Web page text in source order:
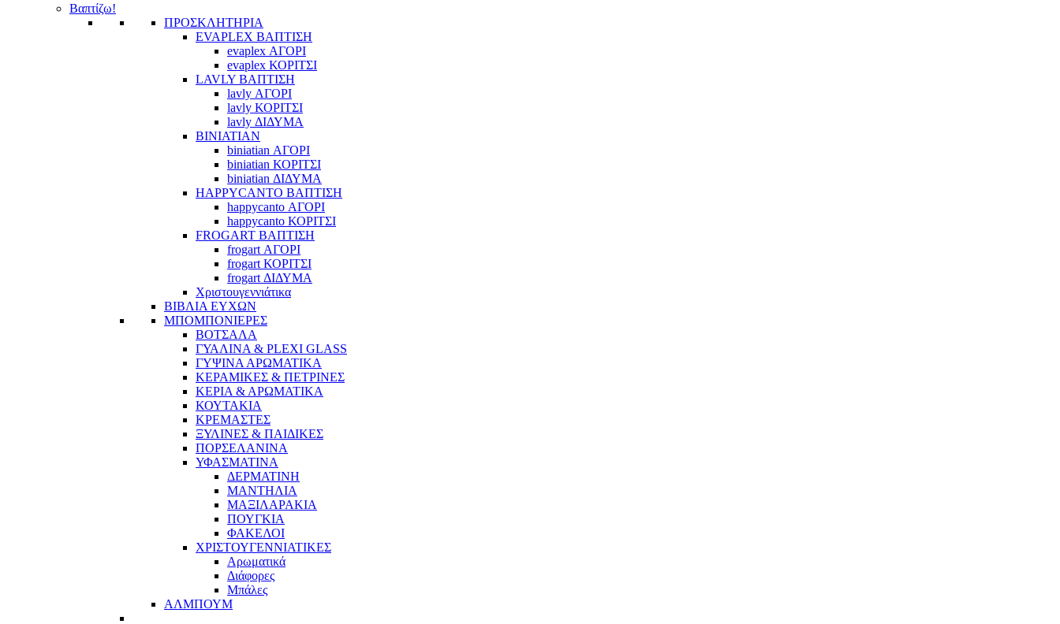
Βαπτίζω!
ΠΡΟΣΚΛΗΤΗΡΙΑ
EVAPLEX ΒΑΠΤΙΣΗ
evaplex ΑΓΟΡΙ
evaplex ΚΟΡΙΤΣΙ
LAVLY ΒΑΠΤΙΣΗ
lavly ΑΓΟΡΙ
lavly ΚΟΡΙΤΣΙ
lavly ΔΙΔΥΜΑ
BINIATIAN
biniatian ΑΓΟΡΙ
biniatian ΚΟΡΙΤΣΙ
biniatian ΔΙΔΥΜΑ
HAPPYCANTO ΒΑΠΤΙΣΗ
happycanto ΑΓΟΡΙ
happycanto ΚΟΡΙΤΣΙ
FROGART ΒΑΠΤΙΣΗ
frogart ΑΓΟΡΙ
frogart ΚΟΡΙΤΣΙ
frogart ΔΙΔΥΜΑ
Χριστουγεννιάτικα
ΒΙΒΛΙΑ ΕΥΧΩΝ
ΜΠΟΜΠΟΝΙΕΡΕΣ
ΒΟΤΣΑΛΑ
ΓΥΑΛΙΝΑ & PLEXI GLASS
ΓΥΨΙΝΑ ΑΡΩΜΑΤΙΚΑ
ΚΕΡΑΜΙΚΕΣ & ΠΕΤΡΙΝΕΣ
ΚΕΡΙΑ & ΑΡΩΜΑΤΙΚΑ
ΚΟΥΤΑΚΙΑ
ΚΡΕΜΑΣΤΕΣ
ΞΥΛΙΝΕΣ & ΠΑΙΔΙΚΕΣ
ΠΟΡΣΕΛΑΝΙΝΑ
ΥΦΑΣΜΑΤΙΝA
ΔΕΡΜΑΤΙΝΗ
ΜΑΝΤΗΛΙΑ
ΜΑΞΙΛΑΡΑΚΙΑ
ΠΟΥΓΚΙΑ
ΦΑΚΕΛΟΙ
ΧΡΙΣΤΟΥΓΕΝΝΙΑΤΙΚΕΣ
Αρωματικά
Διάφορες
Μπάλες
ΑΛΜΠΟΥΜ